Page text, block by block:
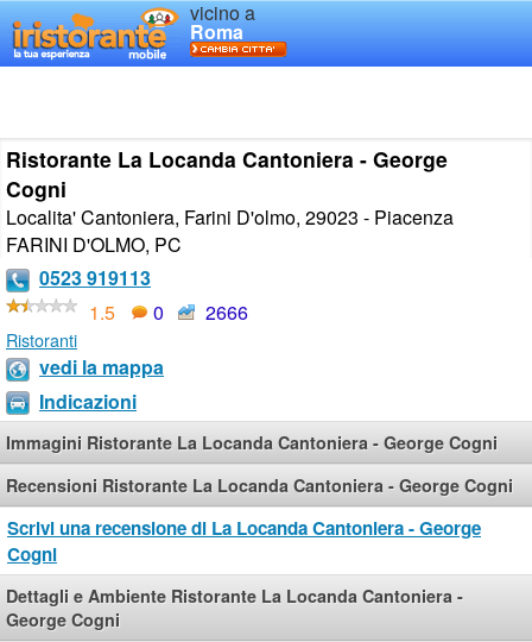
vicino a
Roma
Ristorante La Locanda Cantoniera - George
Cogni
Localita' Cantoniera, Farini D'olmo, 29023 - Piacenza
FARINI D'OLMO, PC
0523 919113
1.5
0 2666
Ristoranti
vedi la mappa
Indicazioni
Immagini Ristorante La Locanda Cantoniera - George Cogni
Recensioni Ristorante La Locanda Cantoniera - George Cogni
Scrivi una recensione di La Locanda Cantoniera - George
Cogni
Dettagli e Ambiente Ristorante La Locanda Cantoniera -
George Cogni